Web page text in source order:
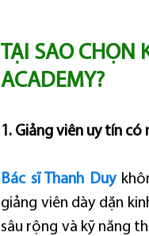
TẠI SAO CHỌN
ACADEMY?
1. Giảng viên uy tín có
Bác sĩ Thanh Duy
giảng viên dày dặn
sâu rộng và kỹ năng